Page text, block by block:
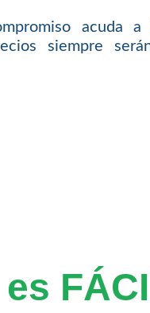
acuda a
siempre